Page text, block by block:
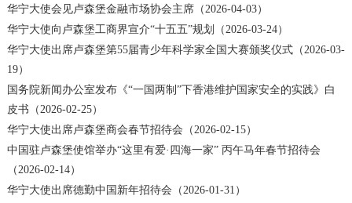
华宁大使会见卢森堡金融市场协会主席（2026-04-03）
华宁大使向卢森堡工商界宣介“十五五”规划（2026-03-24）
华宁大使出席卢森堡第55届青少年科学家全国大赛颁奖仪式（2026-03-
19）
国务院新闻办公室发布《“一国两制”下香港维护国家安全的实践》白
皮书（2026-02-25）
华宁大使出席卢森堡商会春节招待会（2026-02-15）
中国驻卢森堡使馆举办“这里有爱·四海一家” 丙午马年春节招待会
（2026-02-14）
华宁大使出席德勤中国新年招待会（2026-01-31）